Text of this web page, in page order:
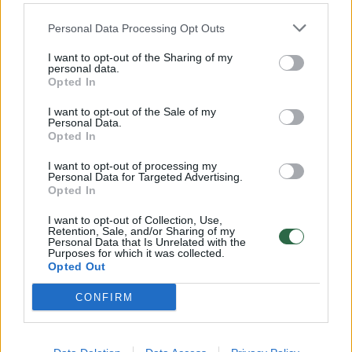
Personal Data Processing Opt Outs
I want to opt-out of the Sharing of my
personal data.
Opted In
I want to opt-out of the Sale of my
Personal Data.
Opted In
I want to opt-out of processing my
Personal Data for Targeted Advertising.
Opted In
I want to opt-out of Collection, Use,
Retention, Sale, and/or Sharing of my
Personal Data that Is Unrelated with the
Purposes for which it was collected.
Opted Out
CONFIRM
Žinios | Orai
V. Zalužno pasisakymą laiko bandymu įsitvirtinti
Laidos | Nauja diena
00:00:59
Nufilmavo, kaip patvino Vilniaus Vakarinis aplinkkelis:
vaizdas pribloškia
Žinios | Lietuvos diena